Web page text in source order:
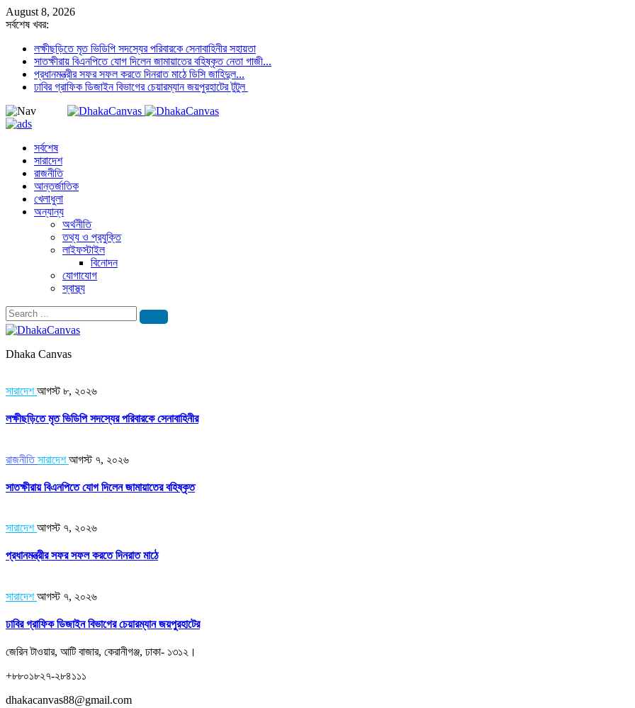
August 8, 2026
সর্বশেষ খবর:
লক্ষীছড়িতে মৃত ভিডিপি সদস্যের পরিবারকে সেনাবাহিনীর সহায়তা
সাতক্ষীরায় বিএনপিতে যোগ দিলেন জামায়াতের বহিষ্কৃত নেতা গাজী...
প্রধানমন্ত্রীর সফর সফল করতে দিনরাত মাঠে ডিসি জাহিদুল...
ঢাবির গ্রাফিক ডিজাইন বিভাগের চেয়ারম্যান জয়পুরহাটের টুটুল
সর্বশেষ
সারাদেশ
রাজনীতি
আন্তর্জাতিক
খেলাধুলা
অন্যান্য
অর্থনীতি
তথ্য ও প্রযুক্তি
লাইফস্টাইল
বিনোদন
যোগাযোগ
স্বাস্থ্য
Dhaka Canvas
সারাদেশ আগস্ট ৮, ২০২৬
লক্ষীছড়িতে মৃত ভিডিপি সদস্যের পরিবারকে সেনাবাহিনীর
রাজনীতি সারাদেশ আগস্ট ৭, ২০২৬
সাতক্ষীরায় বিএনপিতে যোগ দিলেন জামায়াতের বহিষ্কৃত
সারাদেশ আগস্ট ৭, ২০২৬
প্রধানমন্ত্রীর সফর সফল করতে দিনরাত মাঠে
সারাদেশ আগস্ট ৭, ২০২৬
ঢাবির গ্রাফিক ডিজাইন বিভাগের চেয়ারম্যান জয়পুরহাটের
জেরিন টাওয়ার, আটি বাজার, কেরানীগঞ্জ, ঢাকা- ১৩১২।
+৮৮০১৮২৭-২৮৪১১১
dhakacanvas88@gmail.com